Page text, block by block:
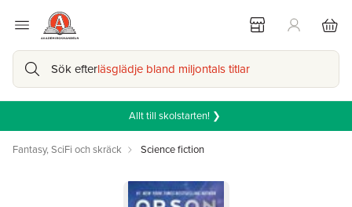
Sök efterläsglädje bland miljontals titlar
Allt till skolstarten! ❯
Fantasy, SciFi och skräck Science fiction